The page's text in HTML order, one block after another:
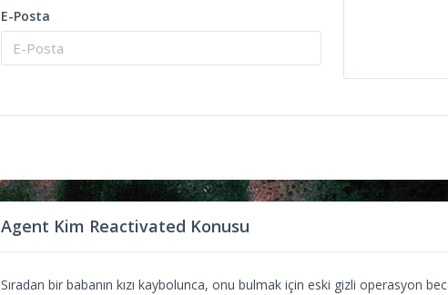
E-Posta
Agent Kim Reactivated Konusu
Sıradan bir babanın kızı kaybolunca, onu bulmak için eski gizli operasyon